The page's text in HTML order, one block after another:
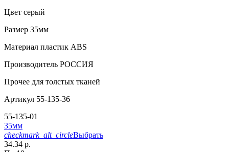
Цвет серый
Размер 35мм
Материал пластик АВS
Производитель РОССИЯ
Прочее для толстых тканей
Артикул 55-135-36
55-135-01
35мм
checkmark_alt_circleВыбрать
34.34 р.